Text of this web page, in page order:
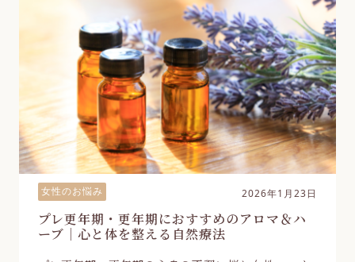
女性のお悩み 2026年1月23日
プレ更年期・更年期におすすめのアロマ＆ハ
ーブ｜心と体を整える自然療法